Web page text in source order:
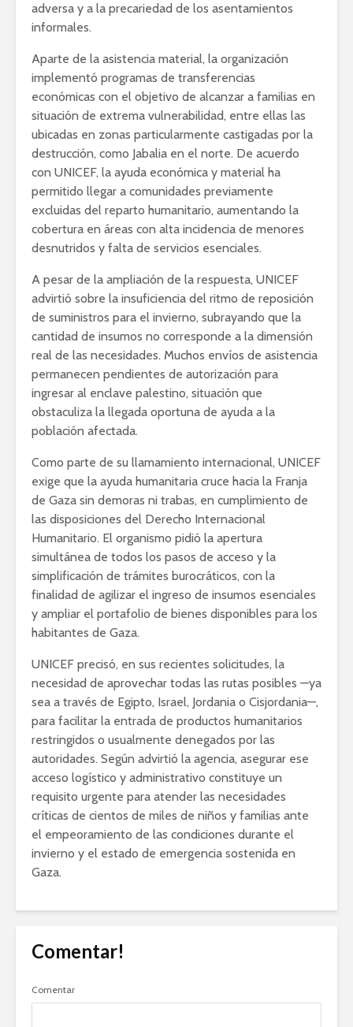
adversa y a la precariedad de los asentamientos
informales.
Aparte de la asistencia material, la organización
implementó programas de transferencias
económicas con el objetivo de alcanzar a familias en
situación de extrema vulnerabilidad, entre ellas las
ubicadas en zonas particularmente castigadas por la
destrucción, como Jabalia en el norte. De acuerdo
con UNICEF, la ayuda económica y material ha
permitido llegar a comunidades previamente
excluidas del reparto humanitario, aumentando la
cobertura en áreas con alta incidencia de menores
desnutridos y falta de servicios esenciales.
A pesar de la ampliación de la respuesta, UNICEF
advirtió sobre la insuficiencia del ritmo de reposición
de suministros para el invierno, subrayando que la
cantidad de insumos no corresponde a la dimensión
real de las necesidades. Muchos envíos de asistencia
permanecen pendientes de autorización para
ingresar al enclave palestino, situación que
obstaculiza la llegada oportuna de ayuda a la
población afectada.
Como parte de su llamamiento internacional, UNICEF
exige que la ayuda humanitaria cruce hacia la Franja
de Gaza sin demoras ni trabas, en cumplimiento de
las disposiciones del Derecho Internacional
Humanitario. El organismo pidió la apertura
simultánea de todos los pasos de acceso y la
simplificación de trámites burocráticos, con la
finalidad de agilizar el ingreso de insumos esenciales
y ampliar el portafolio de bienes disponibles para los
habitantes de Gaza.
UNICEF precisó, en sus recientes solicitudes, la
necesidad de aprovechar todas las rutas posibles —ya
sea a través de Egipto, Israel, Jordania o Cisjordania—,
para facilitar la entrada de productos humanitarios
restringidos o usualmente denegados por las
autoridades. Según advirtió la agencia, asegurar ese
acceso logístico y administrativo constituye un
requisito urgente para atender las necesidades
críticas de cientos de miles de niños y familias ante
el empeoramiento de las condiciones durante el
invierno y el estado de emergencia sostenida en
Gaza.
Comentar!
Comentar